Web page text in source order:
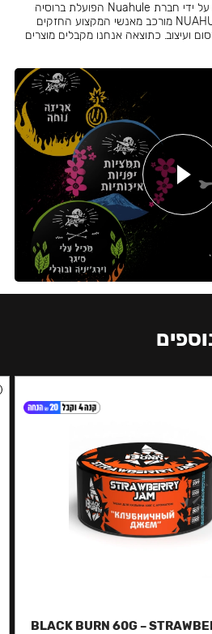
המותג Hooligan החדש נעשה על ידי חברת Nuahule הפועלת ברוסיה
משנת 2014. צוות הפרויקט NUAHULE מורכב מאנשי המקצוע החזקים
ועיצוב. כתוצאה אנחנו מקבלים מוצרים
BLACK BURN 60G –